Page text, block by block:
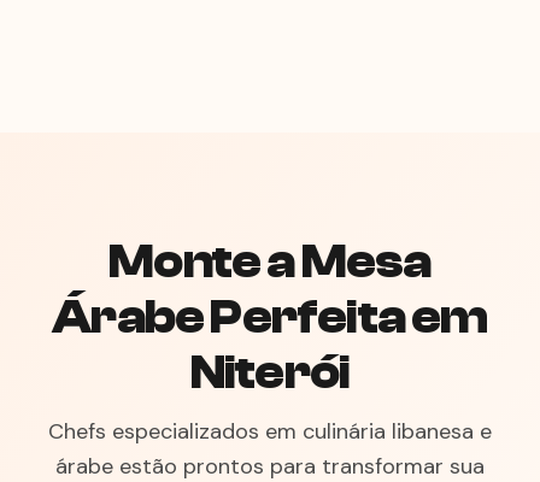
Monte a Mesa
Árabe Perfeita em
Niterói
Chefs especializados em culinária libanesa e
árabe estão prontos para transformar sua